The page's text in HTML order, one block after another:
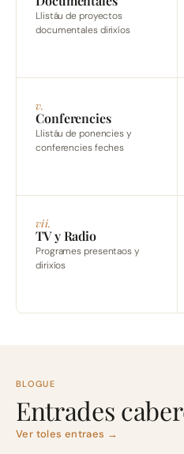
Llistáu de proyectos
documentales dirixíos
v.
Conferencies
Llistáu de ponencies y
conferencies feches
vii.
TV y Radio
Programes presentaos y
dirixíos
BLOGUE
Entrades
Ver toles entraes →